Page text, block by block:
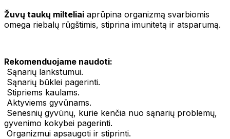
Žuvų taukų milteliai aprūpina organizmą svarbiomis
omega riebalų rūgštimis, stiprina imunitetą ir atsparumą.
Rekomenduojame naudoti:
Sąnarių lankstumui.
Sąnarių būklei pagerinti.
Stipriems kaulams.
Aktyviems gyvūnams.
Senesnių gyvūnų, kurie kenčia nuo sąnarių problemų,
gyvenimo kokybei pagerinti.
Organizmui apsaugoti ir stiprinti.